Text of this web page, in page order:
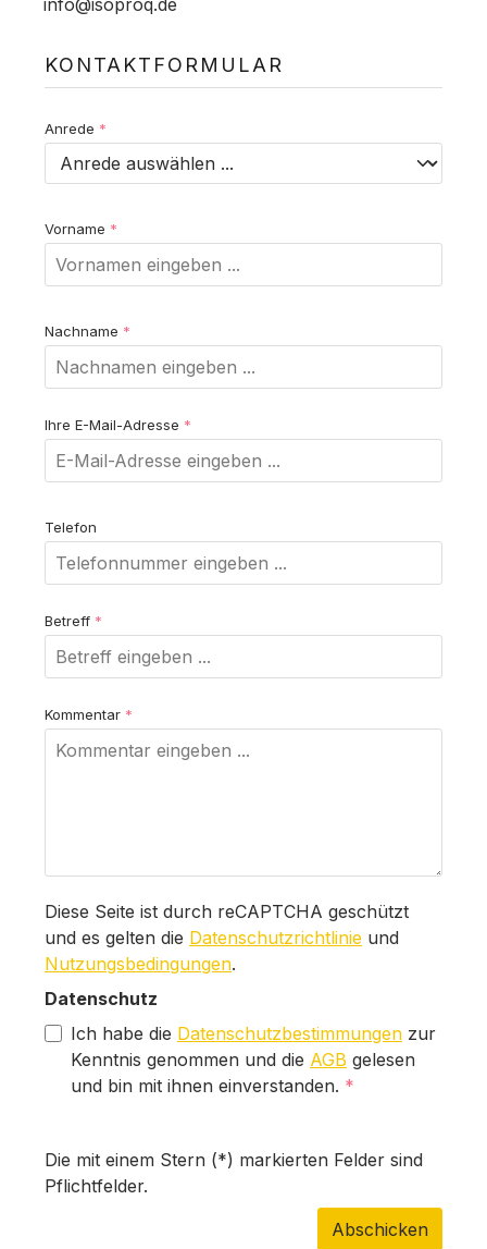
info@isoproq.de
KONTAKTFORMULAR
Anrede *
Vorname *
Nachname *
Ihre E-Mail-Adresse *
Telefon
Betreff *
Kommentar *
Diese Seite ist durch reCAPTCHA geschützt
und es gelten die Datenschutzrichtlinie und
Nutzungsbedingungen.
Datenschutz
Ich habe die Datenschutzbestimmungen zur
Kenntnis genommen und die AGB gelesen
und bin mit ihnen einverstanden. *
Die mit einem Stern (*) markierten Felder sind
Pflichtfelder.
Abschicken